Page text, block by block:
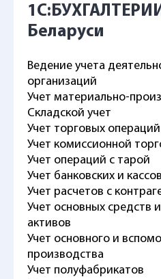
Беларуси
Ведение учета
организаций
Учет материально-
Складской учет
Учет торговых операций
Учет комиссионной
Учет операций с тарой
Учет банковских и
Учет расчетов с
Учет основных средств
активов
Учет основного и
производства
Учет полуфабрикатов